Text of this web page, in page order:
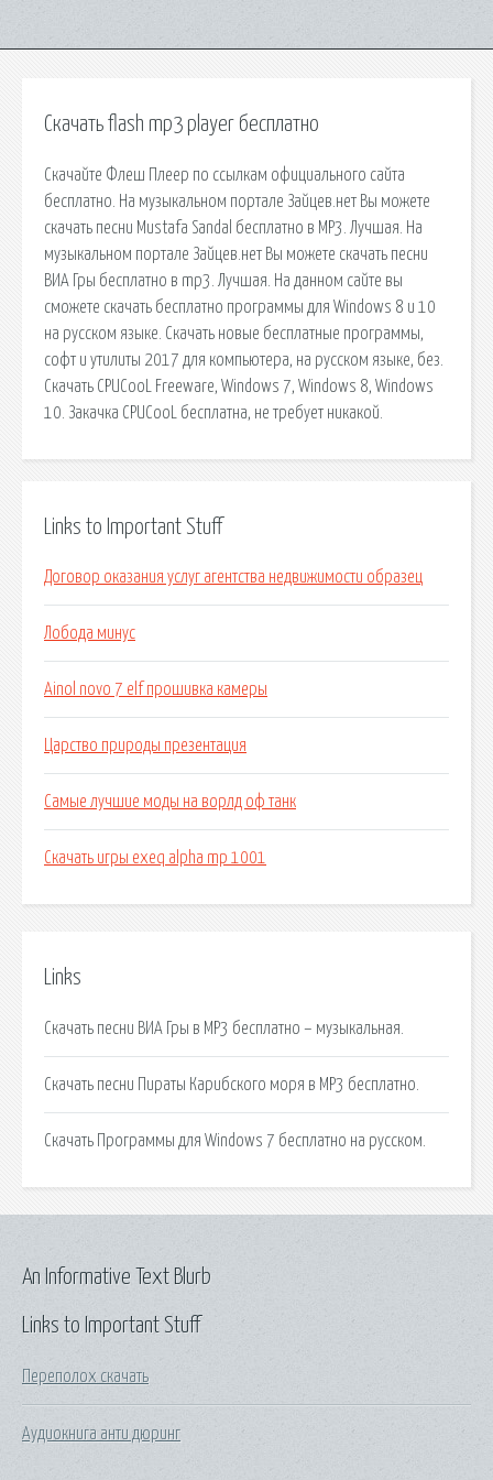
Скачать flash mp3 player бесплатно
Скачайте Флеш Плеер по ссылкам официального сайта
бесплатно. На музыкальном портале Зайцев.нет Вы можете
скачать песни Mustafa Sandal бесплатно в MP3. Лучшая. На
музыкальном портале Зайцев.нет Вы можете скачать песни
ВИА Гры бесплатно в mp3. Лучшая. На данном сайте вы
сможете скачать бесплатно программы для Windows 8 и 10
на русском языке. Скачать новые бесплатные программы,
софт и утилиты 2017 для компьютера, на русском языке, без.
Скачать CPUCooL Freeware, Windows 7, Windows 8, Windows
10. Закачка CPUCooL бесплатна, не требует никакой.
Links to Important Stuff
Договор оказания услуг агентства недвижимости образец
Лобода минус
Ainol novo 7 elf прошивка камеры
Царство природы презентация
Самые лучшие моды на ворлд оф танк
Скачать игры exeq alpha mp 1001
Links
Скачать песни ВИА Гры в MP3 бесплатно – музыкальная.
Скачать песни Пираты Карибского моря в MP3 бесплатно.
Скачать Программы для Windows 7 бесплатно на русском.
Links to Important Stuff
Переполох скачать
Аудиокнига анти дюринг
An Informative Text Blurb